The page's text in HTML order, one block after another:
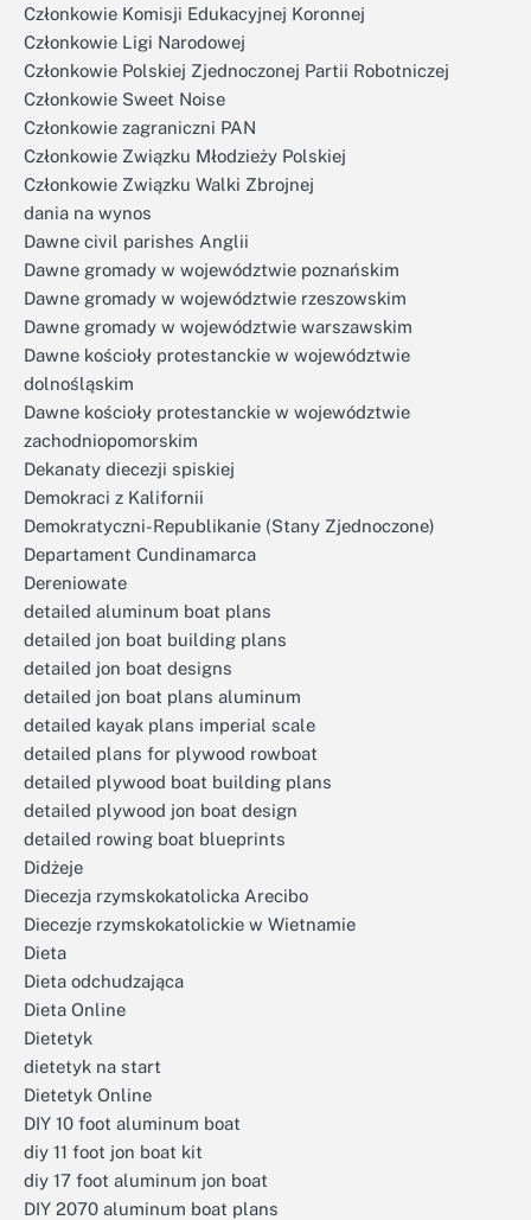
Członkowie Komisji Edukacyjnej Koronnej
Członkowie Ligi Narodowej
Członkowie Polskiej Zjednoczonej Partii Robotniczej
Członkowie Sweet Noise
Członkowie zagraniczni PAN
Członkowie Związku Młodzieży Polskiej
Członkowie Związku Walki Zbrojnej
dania na wynos
Dawne civil parishes Anglii
Dawne gromady w województwie poznańskim
Dawne gromady w województwie rzeszowskim
Dawne gromady w województwie warszawskim
Dawne kościoły protestanckie w województwie
dolnośląskim
Dawne kościoły protestanckie w województwie
zachodniopomorskim
Dekanaty diecezji spiskiej
Demokraci z Kalifornii
Demokratyczni-Republikanie (Stany Zjednoczone)
Departament Cundinamarca
Dereniowate
detailed aluminum boat plans
detailed jon boat building plans
detailed jon boat designs
detailed jon boat plans aluminum
detailed kayak plans imperial scale
detailed plans for plywood rowboat
detailed plywood boat building plans
detailed plywood jon boat design
detailed rowing boat blueprints
Didżeje
Diecezja rzymskokatolicka Arecibo
Diecezje rzymskokatolickie w Wietnamie
Dieta
Dieta odchudzająca
Dieta Online
Dietetyk
dietetyk na start
Dietetyk Online
DIY 10 foot aluminum boat
diy 11 foot jon boat kit
diy 17 foot aluminum jon boat
DIY 2070 aluminum boat plans